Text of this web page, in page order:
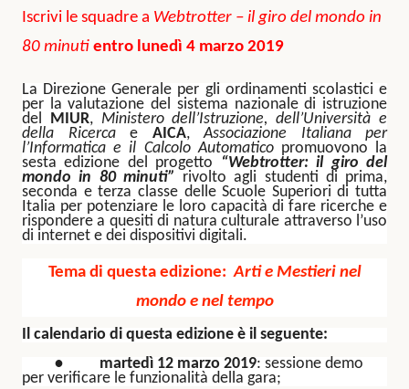
Iscrivi le squadre a Webtrotter – il giro del mondo in
80 minuti entro lunedì 4 marzo 2019
La Direzione Generale per gli ordinamenti scolastici e
per la valutazione del sistema nazionale di istruzione
del MIUR, Ministero dell’Istruzione, dell’Università e
della Ricerca
e AICA,
Associazione Italiana per
l’Informatica e il Calcolo Automatico promuovono la
sesta edizione del progetto
“Webtrotter: il giro del
mondo in 80 minuti” rivolto agli studenti di prima,
seconda e terza classe delle Scuole Superiori di tutta
Italia per potenziare le loro capacità di fare ricerche e
rispondere a quesiti di natura culturale attraverso l’uso
di internet e dei dispositivi digitali.
Tema di questa edizione: Arti e Mestieri nel
mondo e nel tempo
Il calendario di questa edizione è il seguente:
•
martedì 12 marzo 2019: sessione demo
per verificare le funzionalità della gara;